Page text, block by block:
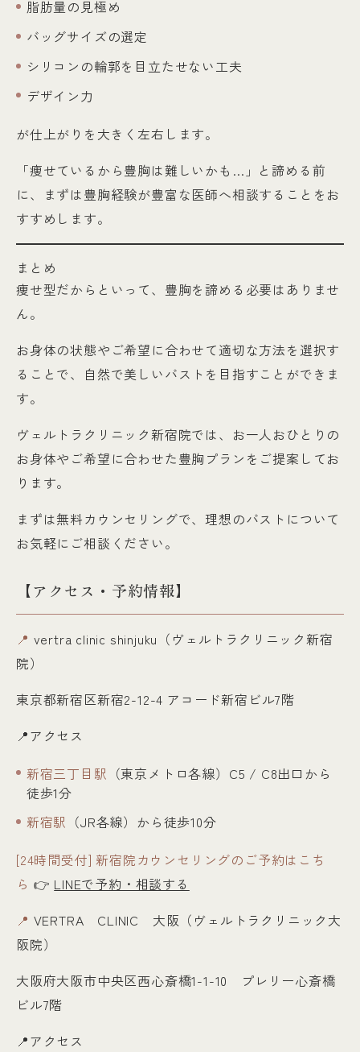
脂肪量の見極め
バッグサイズの選定
シリコンの輪郭を目立たせない工夫
デザイン力
が仕上がりを大きく左右します。
「痩せているから豊胸は難しいかも…」と諦める前
に、まずは豊胸経験が豊富な医師へ相談することをお
すすめします。
まとめ
痩せ型だからといって、豊胸を諦める必要はありませ
ん。
お身体の状態やご希望に合わせて適切な方法を選択す
ることで、自然で美しいバストを目指すことができま
す。
ヴェルトラクリニック新宿院では、お一人おひとりの
お身体やご希望に合わせた豊胸プランをご提案してお
ります。
まずは無料カウンセリングで、理想のバストについて
お気軽にご相談ください。
【アクセス・予約情報】
📍 vertra clinic shinjuku（ヴェルトラクリニック新宿
院）
東京都新宿区新宿2-12-4 アコード新宿ビル7階
📍アクセス
新宿三丁目駅 （東京メトロ各線）C5 / C8出口から
徒歩1分
新宿駅 （JR各線）から徒歩10分
[24時間受付] 新宿院カウンセリングのご予約はこち
ら 👉 LINEで予約・相談する
📍 VERTRA CLINIC 大阪（ヴェルトラクリニック大
阪院）
大阪府大阪市中央区西心斎橋1-1-10 プレリー心斎橋
ビル7階
📍アクセス